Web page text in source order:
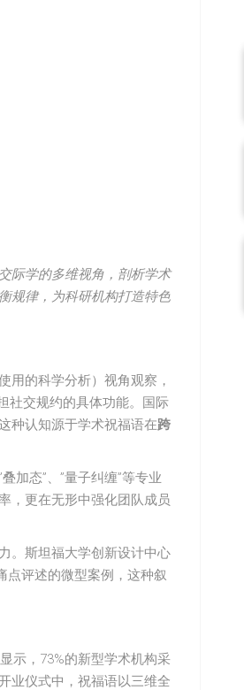
际学的多维视角，剖析学术
规律，为科研机构打造特色
用的科学分析）视角观察，
社交规约的具体功能。国际
种认知源于学术祝福语在跨
加态”、”量子纠缠”等专业
，更在无形中强化团队成员
。斯坦福大学创新设计中心
点评述的微型案例，这种叙
示，73%的新型学术机构采
业仪式中，祝福语以三维全